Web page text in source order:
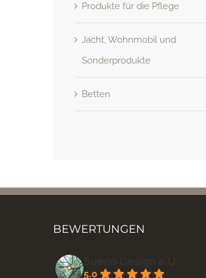
Produkte für die Pflege
Jacht, Wohnmobil und
Sonderprodukte
Betten
BEWERTUNGEN
5.0